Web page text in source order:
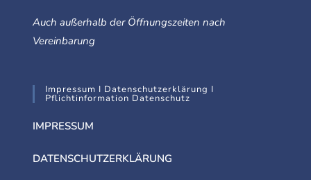
Auch außerhalb der Öffnungszeiten nach
Vereinbarung
Impressum I Datenschutzerklärung I
Pflichtinformation Datenschutz
IMPRESSUM
DATENSCHUTZERKLÄRUNG